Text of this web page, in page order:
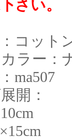
さい。
コット
ラー：
ma507
開：